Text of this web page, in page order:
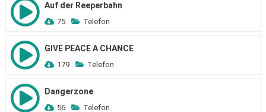
Auf der Reeperbahn
75 Telefon
GIVE PEACE A CHANCE
179 Telefon
Dangerzone
56 Telefon